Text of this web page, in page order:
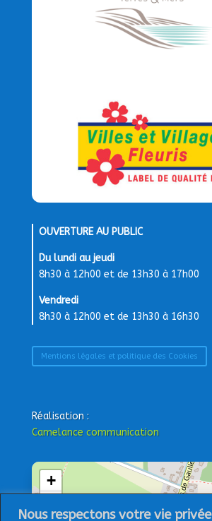
Nous respectons votre vie privée
OUVERTURE AU PUBLIC
Du lundi au jeudi
8h30 à 12h00 et de 13h30 à 17h00
Vendredi
8h30 à 12h00 et de 13h30 à 16h30
Mentions légales et politique des Cookies
Réalisation :
Camelance communication
+